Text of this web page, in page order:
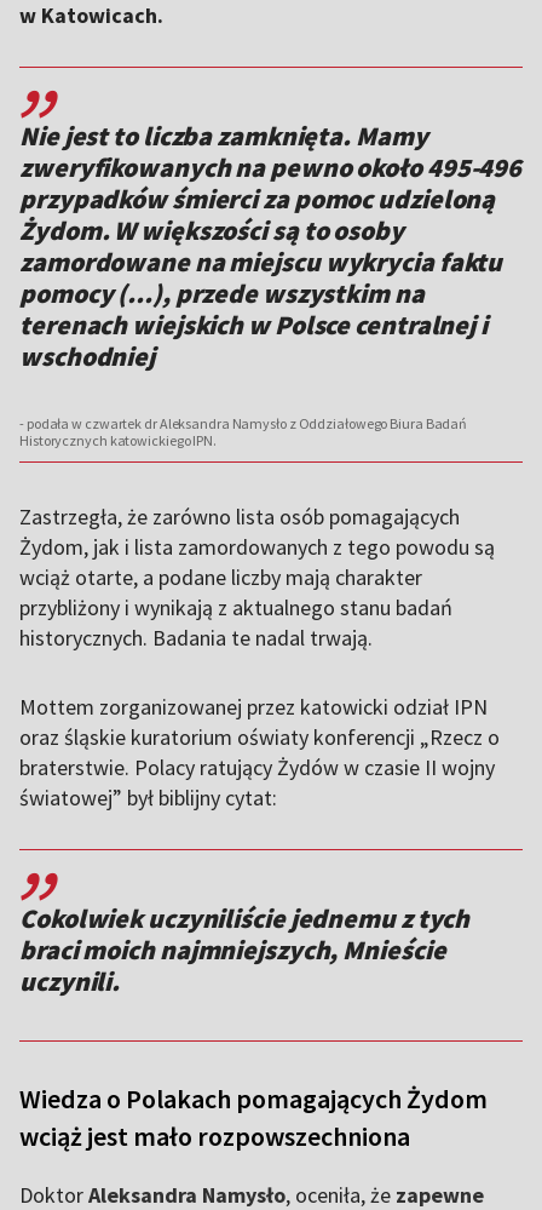
w Katowicach.
,,
Nie jest to liczba zamknięta. Mamy
zweryfikowanych na pewno około 495-496
przypadków śmierci za pomoc udzieloną
Żydom. W większości są to osoby
zamordowane na miejscu wykrycia faktu
pomocy (...), przede wszystkim na
terenach wiejskich w Polsce centralnej i
wschodniej
- podała w czwartek dr Aleksandra Namysło z Oddziałowego Biura Badań
Historycznych katowickiego IPN.
Zastrzegła, że zarówno lista osób pomagających
Żydom, jak i lista zamordowanych z tego powodu są
wciąż otarte, a podane liczby mają charakter
przybliżony i wynikają z aktualnego stanu badań
historycznych. Badania te nadal trwają.
Mottem zorganizowanej przez katowicki odział IPN
oraz śląskie kuratorium oświaty konferencji „Rzecz o
braterstwie. Polacy ratujący Żydów w czasie II wojny
światowej” był biblijny cytat:
,,
Cokolwiek uczyniliście jednemu z tych
braci moich najmniejszych, Mnieście
uczynili.
Wiedza o Polakach pomagających Żydom
wciąż jest mało rozpowszechniona
DoktorAleksandra Namysło, oceniła, że zapewne